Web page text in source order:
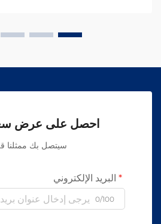
احصل على عرض
سيتصل بك ممثلنا
البريد الإلكتروني
0/100